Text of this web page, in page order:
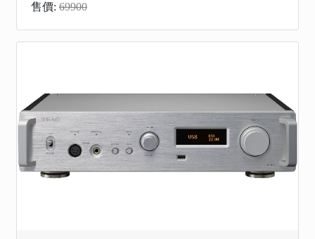
售價: 69900